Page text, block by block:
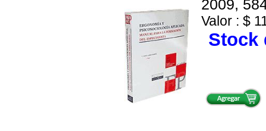
2009,
Valor : $
Stock